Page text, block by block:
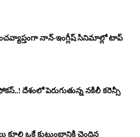
నాన్-ఇంగ్లీష్ సినిమాల్లో టాప్
దేశంలో పెరుగుతున్న నకిలీ కరెన్సీ
కూలి ఒకే కుటుంబానికి చెందిన